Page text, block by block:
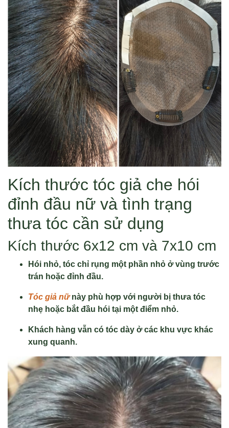
Kích thước tóc giả che hói
đỉnh đầu nữ và tình trạng
thưa tóc cần sử dụng
Kích thước 6x12 cm và 7x10 cm
Hói nhỏ, tóc chỉ rụng một phần nhỏ ở vùng trước
trán hoặc đỉnh đầu.
Tóc giả nữnày phù hợp với người bị thưa tóc
nhẹ hoặc bắt đầu hói tại một điểm nhỏ.
Khách hàng vẫn có tóc dày ở các khu vực khác
xung quanh.